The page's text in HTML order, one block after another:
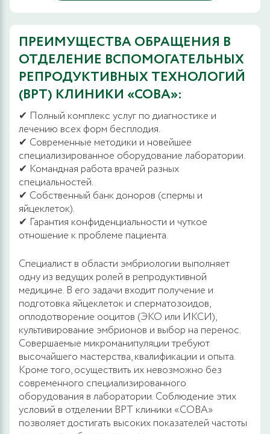
ПРЕИМУЩЕСТВА ОБРАЩЕНИЯ В
ОТДЕЛЕНИЕ ВСПОМОГАТЕЛЬНЫХ
РЕПРОДУКТИВНЫХ ТЕХНОЛОГИЙ
(ВРТ) КЛИНИКИ «СОВА»:
✔ Полный комплекс услуг по диагностике и
лечению всех форм бесплодия.
✔ Современные методики и новейшее
специализированное оборудование лаборатории.
✔ Командная работа врачей разных
специальностей.
✔ Собственный банк доноров (спермы и
яйцеклеток).
✔ Гарантия конфиденциальности и чуткое
отношение к проблеме пациента.
Специалист в области эмбриологии выполняет
одну из ведущих ролей в репродуктивной
медицине. В его задачи входит получение и
подготовка яйцеклеток и сперматозоидов,
оплодотворение ооцитов (ЭКО или ИКСИ),
культивирование эмбрионов и выбор на перенос.
Совершаемые микроманипуляции требуют
высочайшего мастерства, квалификации и опыта.
Кроме того, осуществить их невозможно без
современного специализированного
оборудования в лаборатории. Соблюдение этих
условий в отделении ВРТ клиники «СОВА»
позволяет достигать высоких показателей частоты